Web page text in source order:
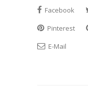
Facebook
Pinterest
E-Mail